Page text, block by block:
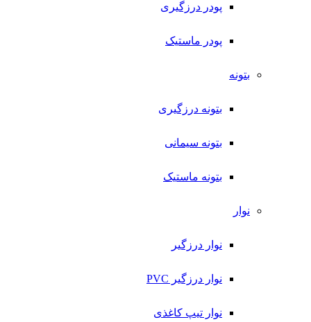
پودر درزگیری
پودر ماستیک
بتونه
بتونه درزگیری
بتونه سیمانی
بتونه ماستیک
نوار
نوار درزگیر
نوار درزگیر PVC
نوار تیپ کاغذی